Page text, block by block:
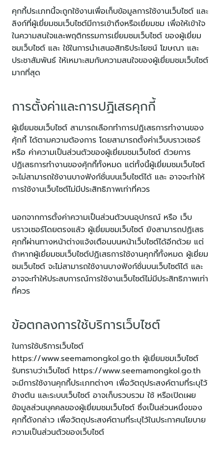
คุกกี้ประเภทนี้จะถูกใช้งานเพื่อเก็บข้อมูลการใช้งานเว็บไซต์ และ
ลิงก์ที่ผู้เยี่ยมชมเว็บไซต์มีการเข้าถึงหรือเยี่ยมชม เพื่อให้เข้าใจ
ในความสนใจและพฤติกรรมการเยี่ยมชมเว็บไซต์ ของผู้เยี่ยม
ชมเว็บไซต์ และ ใช้ในการนำเสนอสิทธิประโยชน์ โฆษณา และ
ประชาสัมพันธ์ ให้เหมาะสมกับความสนใจของผู้เยี่ยมชมเว็บไซต์
มากที่สุด
การตั้งค่าและการปฏิเสธคุกกี้
ผู้เยี่ยมชมเว็บไซต์ สามารถเลือกทำการปฎิเสธการทำงานของ
คุ้กกี้ ได้ตามความต้องการ โดยสามารถตั้งค่าเว็บบราวเซอร์
หรือ ค่าความเป็นส่วนตัวของผู้เยี่ยมชมเว็บไซต์ ด้วยการ
ปฏิเสธการทำงานของคุ้กกี้ทั้งหมด แต่ทั้งนี้ผู้เยี่ยมชมเว็บไซต์
จะไม่สามารถใช้งานบางฟังก์ชั่นบนเว็บไซต์ได้ และ อาจจะทำให้
การใช้งานเว็บไซต์ไม่มีประสิทธิภาพเท่าที่ควร
นอกจากการตั้งค่าความเป็นส่วนตัวบนอุปกรณ์ หรือ เว็บ
บราวเซอร์โดยตรงแล้ว ผู้เยี่ยมชมเว็บไซต์ ยังสามารถปฏิเสธ
คุกกี้ผ่านทางหน้าต่างแจ้งเตือนบนหน้าเว็บไซต์ได้อีกด้วย แต่
ถ้าหากผู้เยี่ยมชมเว็บไซต์ปฏิเสธการใช้งานคุกกี้ทั้งหมด ผู้เยี่ยม
ชมเว็บไซต์ จะไม่สามารถใช้งานบางฟังก์ชั่นบนเว็บไซต์ได้ และ
อาจจะทำให้ประสบการณ์การใช้งานเว็บไซต์ไม่มีประสิทธิภาพเท่า
ที่ควร
ข้อตกลงการใช้บริการเว็บไซต์
ในการใช้บริการเว็บไซต์
https://www.seemamongkol.go.th ผู้เยี่ยมชมเว็บไซต์
รับทราบว่าเว็บไซต์ https://www.seemamongkol.go.th
จะมีการใช้งานคุกกี้ประเภทต่างๆ เพื่อวัตถุประสงค์ตามที่ระบุไว้
ข้างต้น และระบบเว็บไซต์ อาจเก็บรวบรวม ใช้ หรือเปิดเผย
ข้อมูลส่วนบุคคลของผู้เยี่ยมชมเว็บไซต์ ซึ่งเป็นส่วนหนึ่งของ
คุกกี้ดังกล่าว เพื่อวัตถุประสงค์ตามที่ระบุไว้ในประกาศนโยบาย
ความเป็นส่วนตัวของเว็บไซต์